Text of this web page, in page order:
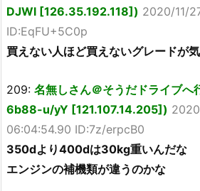
DJWl [126.35.192.118]) 2020/11/
ID:EqFU+5C0p
買えない人ほど買えないグレードが
209: 名無しさん＠そうだドライブへ
6b88-u/yY [121.107.14.205])
06:04:54.90 ID:7z/erpcB0
350dより400dは30kg重いんだな
エンジンの補機類が違うのかな